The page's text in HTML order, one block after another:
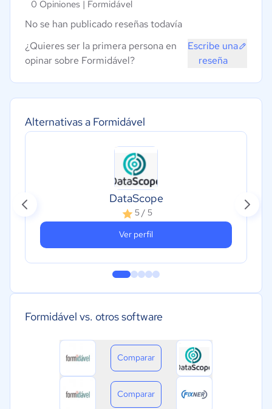
Alternativas a Formidável
DataScope
5 / 5
Ver perfil
Formidável vs. otros software
Comparar
Comparar
0 Opiniones | Formidável
No se han publicado reseñas todavía
¿Quieres ser la primera persona en
opinar sobre Formidável?
Escribe una
reseña